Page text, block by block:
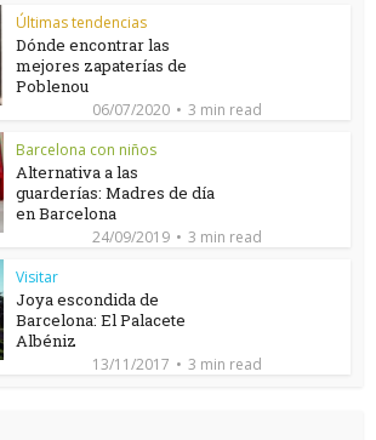
Últimas tendencias
Dónde encontrar las
mejores zapaterías de
Poblenou
06/07/2020
3 min read
Barcelona con niños
Alternativa a las
guarderías: Madres de día
en Barcelona
24/09/2019
3 min read
Visitar
Joya escondida de
Barcelona: El Palacete
Albéniz
13/11/2017 3 min read